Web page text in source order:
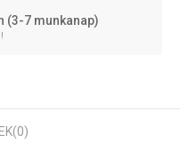
(3-7 munkanap)
(0)